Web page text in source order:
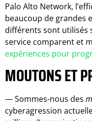
Palo Alto Network,
beaucoup de grandes
différents sont utilisés
service comparent et
expériences pour
MOUTONS ET
— Sommes-nous des
cyberagression